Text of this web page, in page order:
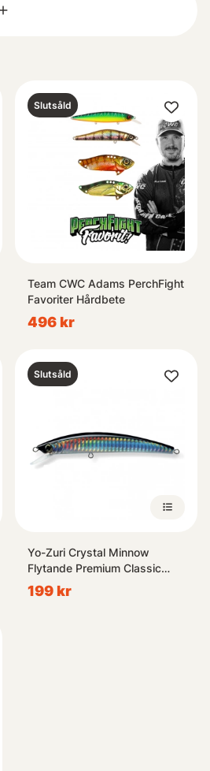
Slutsåld
Team CWC Adams PerchFight
Favoriter Hårdbete
496 kr
Slutsåld
Yo-Zuri Crystal Minnow
Flytande Premium Classic
110mm 12g
199 kr